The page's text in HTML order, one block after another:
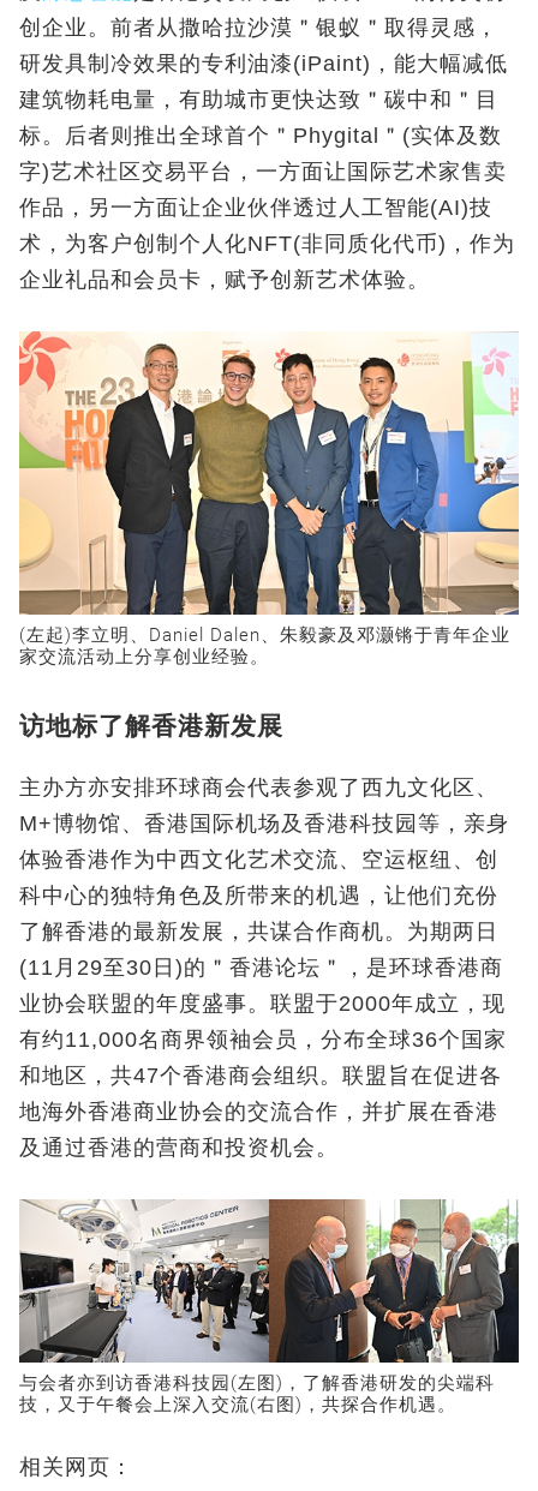
创企业。前者从撒哈拉沙漠＂银蚁＂取得灵感，
研发具制冷效果的专利油漆(iPaint)，能大幅减低
建筑物耗电量，有助城市更快达致＂碳中和＂目
标。后者则推出全球首个＂Phygital＂(实体及数
字)艺术社区交易平台，一方面让国际艺术家售卖
作品，另一方面让企业伙伴透过人工智能(AI)技
术，为客户创制个人化NFT(非同质化代币)，作为
企业礼品和会员卡，赋予创新艺术体验。
(左起)李立明、Daniel Dalen、朱毅豪及邓灏锵于青年企业
家交流活动上分享创业经验。
访地标了解香港新发展
主办方亦安排环球商会代表参观了西九文化区、
M+博物馆、香港国际机场及香港科技园等，亲身
体验香港作为中西文化艺术交流、空运枢纽、创
科中心的独特角色及所带来的机遇，让他们充份
了解香港的最新发展，共谋合作商机。为期两日
(11月29至30日)的＂香港论坛＂，是环球香港商
业协会联盟的年度盛事。联盟于2000年成立，现
有约11,000名商界领袖会员，分布全球36个国家
和地区，共47个香港商会组织。联盟旨在促进各
地海外香港商业协会的交流合作，并扩展在香港
及通过香港的营商和投资机会。
与会者亦到访香港科技园(左图)，了解香港研发的尖端科
技，又于午餐会上深入交流(右图)，共探合作机遇。
相关网页：